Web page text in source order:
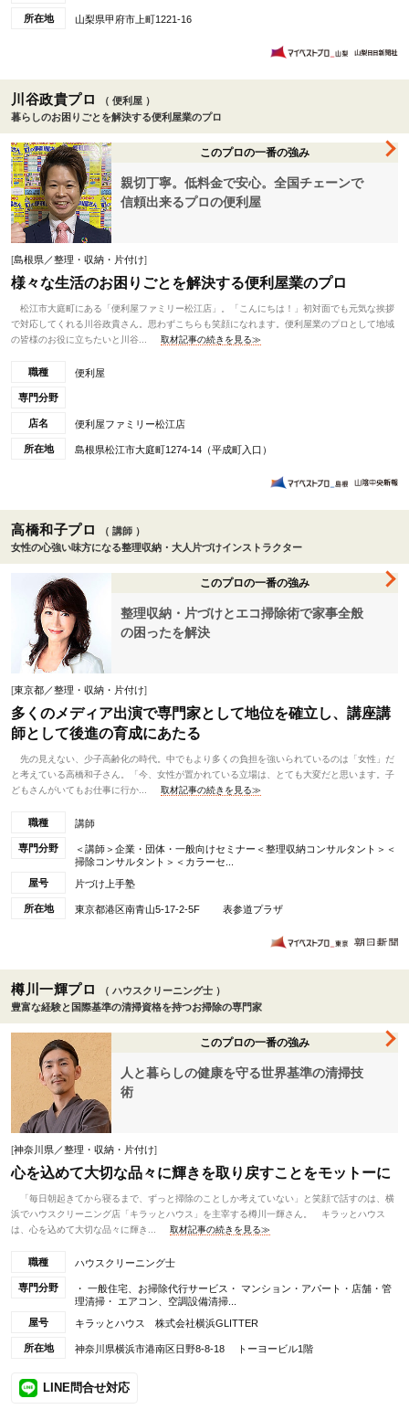
所在地 山梨県甲府市上町1221-16
川谷政貴プロ
（ 便利屋 ）
暮らしのお困りごとを解決する便利屋業のプロ
このプロの一番の強み
親切丁寧。低料金で安心。全国チェーンで
信頼出来るプロの便利屋
[島根県／整理・収納・片付け]
様々な生活のお困りごとを解決する便利屋業のプロ
松江市大庭町にある「便利屋ファミリー松江店」。「こんにちは！」初対面でも元気な挨拶
で対応してくれる川谷政貴さん。思わずこちらも笑顔になれます。便利屋業のプロとして地域
の皆様のお役に立ちたいと川谷...
取材記事の続きを見る≫
職種 便利屋
専門分野
店名 便利屋ファミリー松江店
所在地 島根県松江市大庭町1274-14（平成町入口）
高橋和子プロ
（ 講師 ）
女性の心強い味方になる整理収納・大人片づけインストラクター
このプロの一番の強み
整理収納・片づけとエコ掃除術で家事全般
の困ったを解決
[東京都／整理・収納・片付け]
多くのメディア出演で専門家として地位を確立し、講座講
師として後進の育成にあたる
先の見えない、少子高齢化の時代。中でもより多くの負担を強いられているのは「女性」だ
と考えている高橋和子さん。「今、女性が置かれている立場は、とても大変だと思います。子
どもさんがいてもお仕事に行か...
取材記事の続きを見る≫
職種 講師
専門分野
＜講師＞企業・団体・一般向けセミナー＜整理収納コンサルタント＞＜
掃除コンサルタント＞＜カラーセ...
屋号
片づけ上手塾
所在地 東京都港区南青山5-17-2-5F 表参道プラザ
樽川一輝プロ
（ ハウスクリーニング士 ）
豊富な経験と国際基準の清掃資格を持つお掃除の専門家
このプロの一番の強み
人と暮らしの健康を守る世界基準の清掃技
術
[神奈川県／整理・収納・片付け]
心を込めて大切な品々に輝きを取り戻すことをモットーに
「毎日朝起きてから寝るまで、ずっと掃除のことしか考えていない」と笑顔で話すのは、横
浜でハウスクリーニング店「キラッとハウス」を主宰する樽川一輝さん。 キラッとハウス
は、心を込めて大切な品々に輝き...
取材記事の続きを見る≫
職種 ハウスクリーニング士
専門分野
・ 一般住宅、お掃除代行サービス・ マンション・アパート・店舗・管
理清掃・ エアコン、空調設備清掃...
屋号
キラッとハウス 株式会社横浜GLITTER
所在地 神奈川県横浜市港南区日野8-8-18 トーヨービル1階
LINE問合せ対応